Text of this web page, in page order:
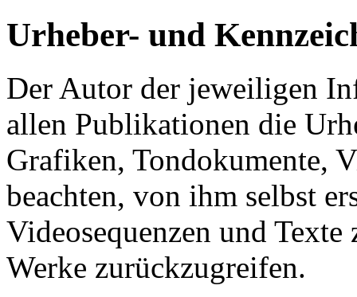
Urheber- und
Der Autor der jeweiligen
allen Publikationen die
Grafiken, Tondokumente,
beachten, von ihm selbst
Videosequenzen und
Werke zurückzugreifen.